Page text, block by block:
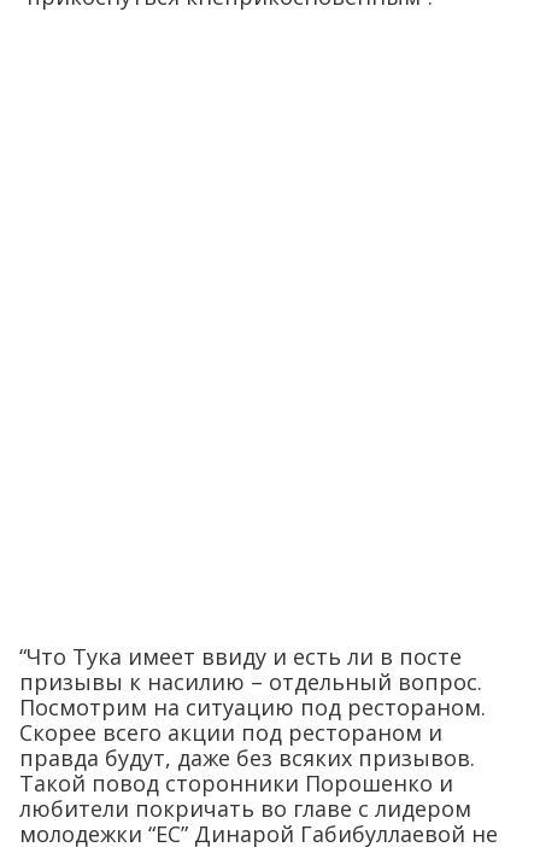
“Что Тука имеет ввиду и есть ли в посте
призывы к насилию – отдельный вопрос.
Посмотрим на ситуацию под рестораном.
Скорее всего акции под рестораном и
правда будут, даже без всяких призывов.
Такой повод сторонники Порошенко и
любители покричать во главе с лидером
молодежки “ЕС” Динарой Габибуллаевой не